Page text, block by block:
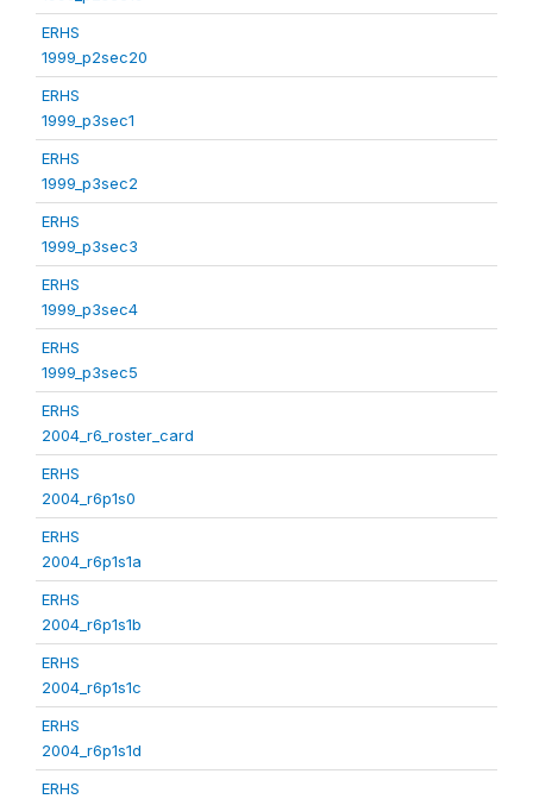
ERHS
1999_p2sec20
ERHS
1999_p3sec1
ERHS
1999_p3sec2
ERHS
1999_p3sec3
ERHS
1999_p3sec4
ERHS
1999_p3sec5
ERHS
2004_r6_roster_card
ERHS
2004_r6p1s0
ERHS
2004_r6p1s1a
ERHS
2004_r6p1s1b
ERHS
2004_r6p1s1c
ERHS
2004_r6p1s1d
ERHS